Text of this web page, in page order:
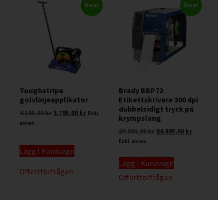
Rea!
Toughstripe
golvlinjeapplikator
4.195,00kr3.795,00 kr Exkl.
moms
Lägg I Kundvagn
Offertförfrågan
Rea!
Brady BBP72
Etikettskrivare 300 dpi
dubbelsidigt tryck på
krympslang
89.885,00kr 84.995,00 kr
Exkl. moms
Lägg I Kundvagn
Offertförfrågan